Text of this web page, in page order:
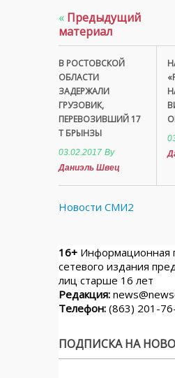
« Предыдущий
материал
В РОСТОВСКОЙ
ОБЛАСТИ
ЗАДЕРЖАЛИ
ГРУЗОВИК,
ПЕРЕВОЗИВШИЙ 17
Т БРЫНЗЫ
03.02.2017 By
Даниэль Швец
Новости СМИ2
16+ Информационная
сетевого издания
лиц старше 16 лет
Редакция:
Телефон: (863) 201-
ПОДПИСКА НА